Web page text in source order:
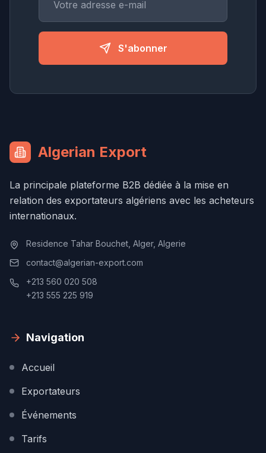
S'abonner
Algerian Export
La principale plateforme B2B dédiée à la mise en
relation des exportateurs algériens avec les acheteurs
internationaux.
Residence Tahar Bouchet, Alger, Algerie
contact@algerian-export.com
+213 560 020 508
+213 555 225 919
Navigation
Accueil
Exportateurs
Événements
Tarifs